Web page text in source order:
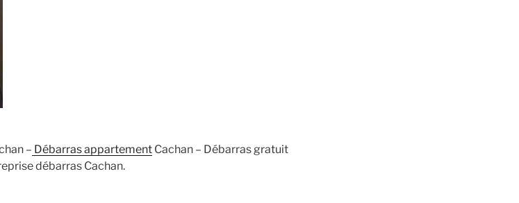
– Débarras appartement Cachan – Débarras gratuit
débarras Cachan.